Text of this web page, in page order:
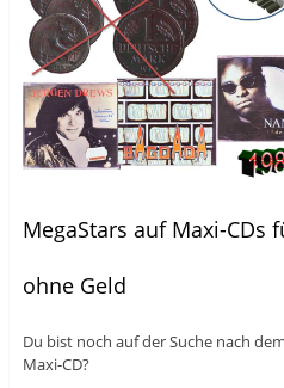
MegaStars auf Maxi-CDs
ohne Geld
Du bist noch auf der Suche nach
Maxi-CD?